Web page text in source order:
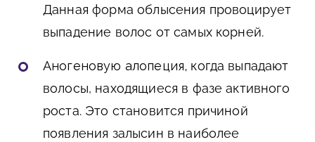
Данная форма облысения провоцирует
выпадение волос от самых корней.
Аногеновую алопеция, когда выпадают
волосы, находящиеся в фазе активного
роста. Это становится причиной
появления залысин в наиболее